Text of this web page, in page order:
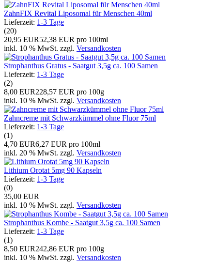
ZahnFIX Revital Liposomal für Menschen 40ml
Lieferzeit: 1-3 Tage
(20)
20,95 EUR52,38 EUR pro 100ml
inkl. 10 % MwSt. zzgl. Versandkosten
Strophanthus Gratus - Saatgut 3,5g ca. 100 Samen
Lieferzeit: 1-3 Tage
(2)
8,00 EUR228,57 EUR pro 100g
inkl. 10 % MwSt. zzgl. Versandkosten
Zahncreme mit Schwarzkümmel ohne Fluor 75ml
Lieferzeit: 1-3 Tage
(1)
4,70 EUR6,27 EUR pro 100ml
inkl. 20 % MwSt. zzgl. Versandkosten
Lithium Orotat 5mg 90 Kapseln
Lieferzeit: 1-3 Tage
(0)
35,00 EUR
inkl. 10 % MwSt. zzgl. Versandkosten
Strophanthus Kombe - Saatgut 3,5g ca. 100 Samen
Lieferzeit: 1-3 Tage
(1)
8,50 EUR242,86 EUR pro 100g
inkl. 10 % MwSt. zzgl. Versandkosten